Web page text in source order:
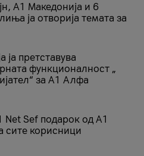
A1 Македонија и 6
ја отворија темата за
ја претставува
функционалност „
за А1 Алфа
Net Sеf подарок од А1
сите корисници